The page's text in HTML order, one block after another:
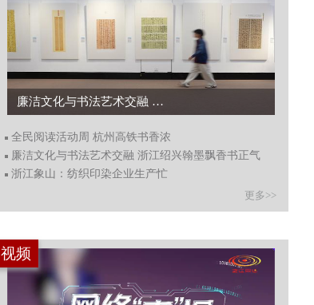
全民阅读活动周 杭州高铁书香浓...
全民阅读活动周 杭州高铁书香浓
廉洁文化与书法艺术交融 浙江绍兴翰墨飘香书正气
浙江象山：纺织印染企业生产忙
更多>>
视频